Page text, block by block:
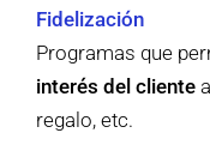
Fidelización
Programas que
interés del cliente
regalo, etc.